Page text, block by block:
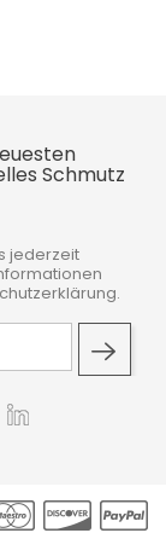
Schmutz
jederzeit